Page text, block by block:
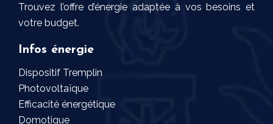
Trouvez l’offre d’énergie adaptée à vos besoins et
votre budget.
Infos énergie
Dispositif Tremplin
Photovoltaïque
Efficacité énergétique
Domotique